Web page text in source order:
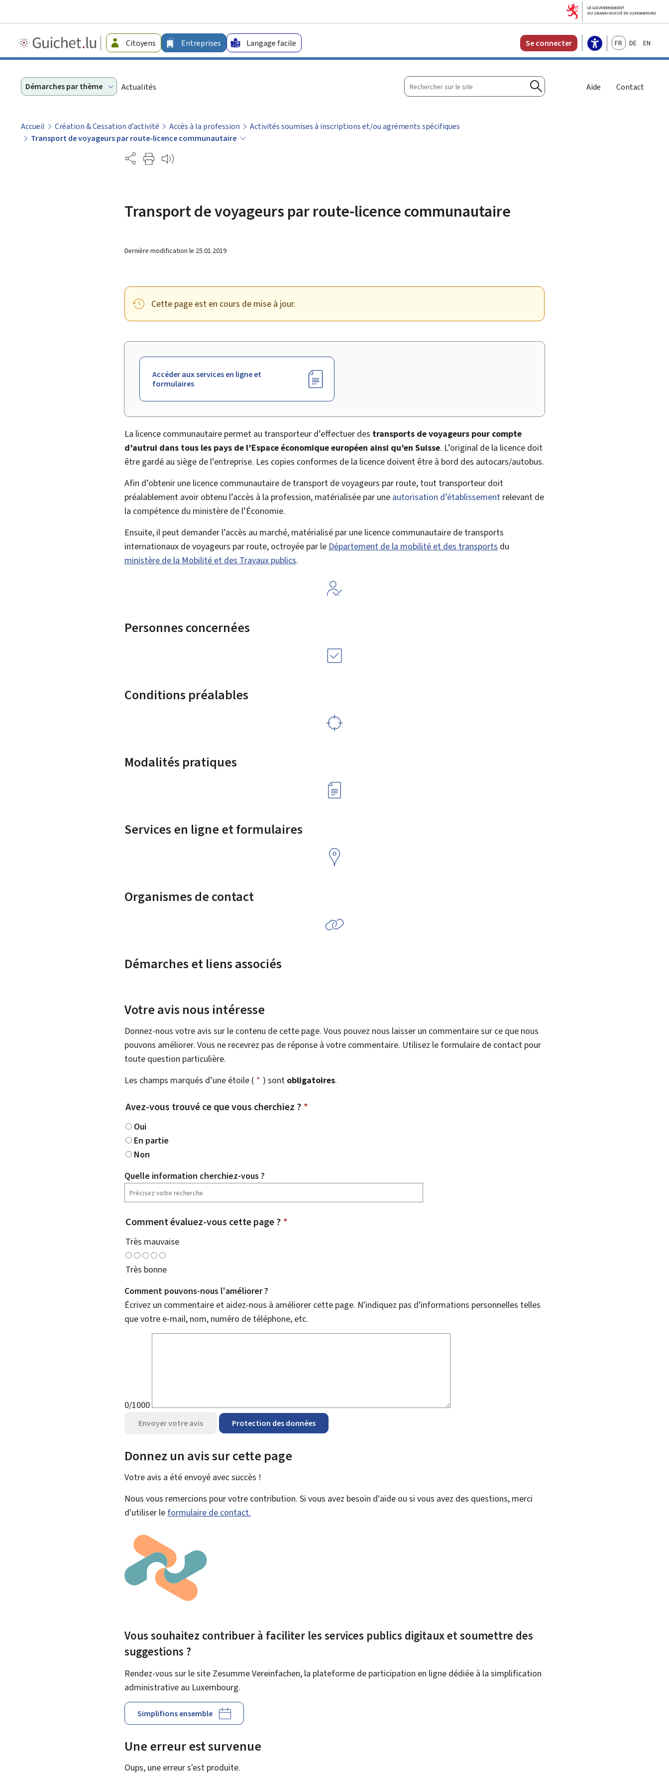
Guichet.lu
-
Citoyens Entreprises Langage facile Se connecter FrançaisDeutschEnglish
Démarches par thème Actualités
Rechercher
sur
site
Rechercher
Aide Contact
Accueil Création & Cessation d’activité Accès à la profession
Activités soumises à inscriptions et/ou agréments spécifiques
Transport de voyageurs par route-licence communautaire
Partage
Transport de voyageurs par route-licence communautaire
Dernière modification le 25.01.2019
Cette page est en cours de mise à jour.
Accéder aux services en ligne et
formulaires
La licence communautaire permet au transporteur d’effectuer des transports de voyageurs pour compte
d’autrui dans tous les pays de l’Espace économique européen ainsi qu’en Suisse. L’original de la licence doit
être gardé au siège de l’entreprise. Les copies conformes de la licence doivent être à bord des autocars/autobus.
Afin d’obtenir une licence communautaire de transport de voyageurs par route, tout transporteur doit
préalablement avoir obtenu l’accès à la profession, matérialisée par une autorisation d’établissement relevant de
la compétence du ministère de l’Économie.
Ensuite, il peut demander l’accès au marché, matérialisé par une licence communautaire de transports
internationaux de voyageurs par route, octroyée par le Département de la mobilité et des transports du
ministère de la Mobilité et des Travaux publics.
Personnes concernées
Conditions préalables
Modalités pratiques
Services en ligne et formulaires
Organismes de contact
Démarches et liens associés
Votre avis nous intéresse
Donnez-nous votre avis sur le contenu de cette page. Vous pouvez nous laisser un commentaire sur ce que nous
pouvons améliorer. Vous ne recevrez pas de réponse à votre commentaire. Utilisez le formulaire de contact pour
toute question particulière.
Les champs marqués d’une étoile ( * ) sont obligatoires.
Avez-vous trouvé ce que vous cherchiez ? *
Oui
En partie
Non
Quelle information cherchiez-vous ?
Comment évaluez-vous cette page ? *
Très mauvaise
Très bonne
Comment pouvons-nous l'améliorer ?
Écrivez un commentaire et aidez-nous à améliorer cette page. N'indiquez pas d'informations personnelles telles
que votre e-mail, nom, numéro de téléphone, etc.
0/1000
Envoyer votre avis Protection des données
Donnez un avis sur cette page
Votre avis a été envoyé avecsuccès !
Nous vous remercions pour votre contribution. Si vous avez besoin d'aide ou si vous avez des questions, merci
d'utiliser le formulaire de contact.
Vous souhaitez contribuer à faciliter les services publics digitaux et soumettre des
suggestions ?
Rendez-vous sur le site Zesumme Vereinfachen, la plateforme de participation en ligne dédiée à la simplification
administrative au Luxembourg.
Simplifions ensemble
Une erreur est survenue
Oups, une erreur s'est produite.